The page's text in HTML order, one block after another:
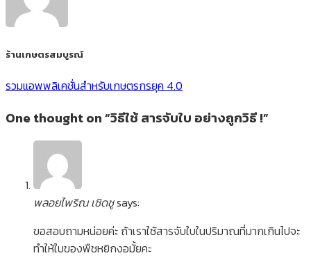
ร้านเกษตรสมบูรณ์
รวมแอพพลิเคชั่นสำหรับเกษตรกรยุค 4.0
One thought on “วิธีใช้ สารจับใบ อย่างถูกวิธี !”
พลอยไพริณ เชิดชูsays:
ขอสอบถามหน่อยค่ะ ถ้าเราใช้สารจับใบในปริมาณที่มากเกินไปจะ
ทำให้ใบของพืชหยิกงอมั้ยคะ